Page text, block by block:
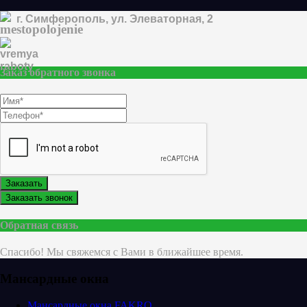
г. Симферополь, ул. Элеваторная, 2
Заказ обратного звонка
Заказать
Заказать звонок
Обратная связь
Спасибо! Мы свяжемся с Вами в ближайшее время.
Мансардные окна